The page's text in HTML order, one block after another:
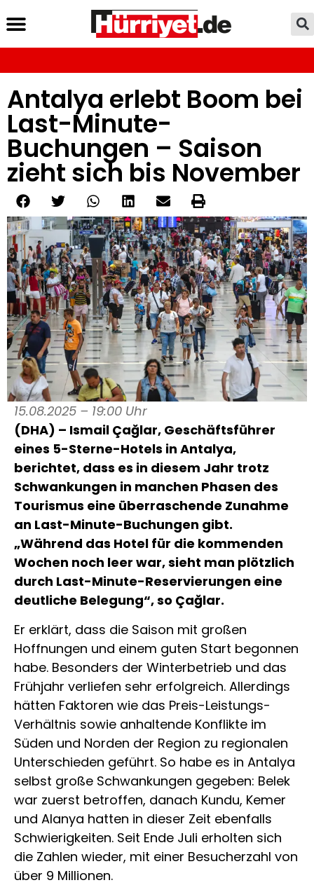
Antalya erlebt Boom bei
Last-Minute-
Buchungen – Saison
zieht sich bis November
15.08.2025 – 19:00 Uhr
(DHA) – Ismail Çağlar, Geschäftsführer
eines 5-Sterne-Hotels in Antalya,
berichtet, dass es in diesem Jahr trotz
Schwankungen in manchen Phasen des
Tourismus eine überraschende Zunahme
an Last-Minute-Buchungen gibt.
„Während das Hotel für die kommenden
Wochen noch leer war, sieht man plötzlich
durch Last-Minute-Reservierungen eine
deutliche Belegung“, so Çağlar.
Er erklärt, dass die Saison mit großen
Hoffnungen und einem guten Start begonnen
habe. Besonders der Winterbetrieb und das
Frühjahr verliefen sehr erfolgreich. Allerdings
hätten Faktoren wie das Preis-Leistungs-
Verhältnis sowie anhaltende Konflikte im
Süden und Norden der Region zu regionalen
Unterschieden geführt. So habe es in Antalya
selbst große Schwankungen gegeben: Belek
war zuerst betroffen, danach Kundu, Kemer
und Alanya hatten in dieser Zeit ebenfalls
Schwierigkeiten. Seit Ende Juli erholten sich
die Zahlen wieder, mit einer Besucherzahl von
über 9 Millionen.